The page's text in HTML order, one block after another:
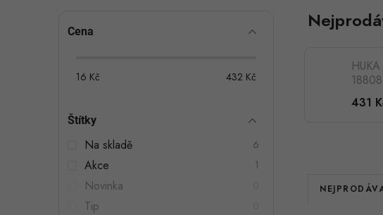
PCena
16 Kč 432 Kč
Štítky
Na skladě 6
Akce 1
Novinka
Tip
HUKA
na
věšák
431
Ř